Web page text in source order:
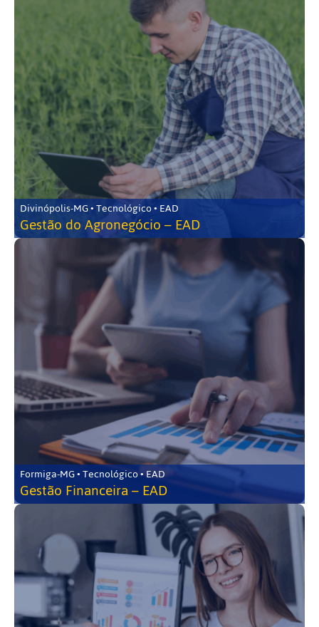
Divinópolis-MG • Tecnológico • EAD
Gestão do Agronegócio – EAD
Formiga-MG • Tecnológico • EAD
Gestão Financeira – EAD